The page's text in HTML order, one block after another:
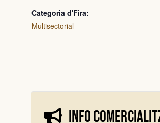
Categoria d'Fira:
Multisectorial
Info